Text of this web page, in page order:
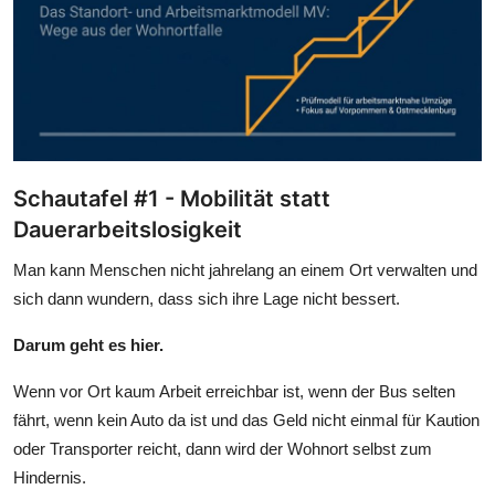
Schautafel #1 - Mobilität statt
Dauerarbeitslosigkeit
Man kann Menschen nicht jahrelang an einem Ort verwalten und
sich dann wundern, dass sich ihre Lage nicht bessert.
Darum geht es hier.
Wenn vor Ort kaum Arbeit erreichbar ist, wenn der Bus selten
fährt, wenn kein Auto da ist und das Geld nicht einmal für Kaution
oder Transporter reicht, dann wird der Wohnort selbst zum
Hindernis.